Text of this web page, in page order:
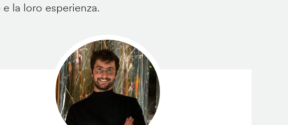
la loro esperienza.